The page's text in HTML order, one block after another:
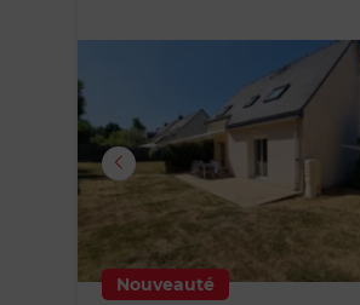
Nouveauté